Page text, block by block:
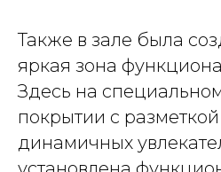
Также в зале была
яркая зона
Здесь на
покрытии с
динамичных